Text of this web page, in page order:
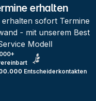
erhalten
sofort Termine
- mit unserem Best
Modell
Entscheiderkontakten